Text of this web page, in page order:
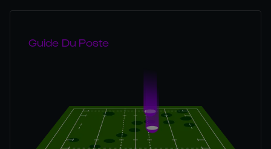
Guide Du Poste